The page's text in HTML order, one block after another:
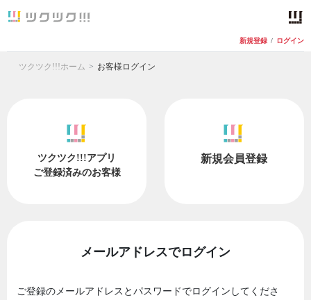
新規登録 / ログイン
ツクツク!!!ホーム お客様ログイン
ツクツク!!!アプリ
ご登録済みのお客様
新規会員登録
メールアドレスでログイン
ご登録のメールアドレスとパスワードでログインしてくださ